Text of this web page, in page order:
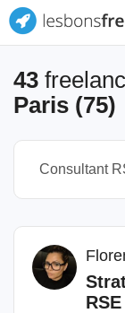
43
Paris (75)
RSE